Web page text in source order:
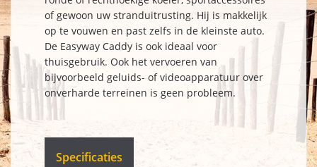
of gewoon uw stranduitrusting. Hij is makkelijk
op te vouwen en past zelfs in de kleinste auto.
De Easyway Caddy is ook ideaal voor
thuisgebruik. Ook het vervoeren van
bijvoorbeeld geluids- of videoapparatuur over
onverharde terreinen is geen probleem.
Specificaties